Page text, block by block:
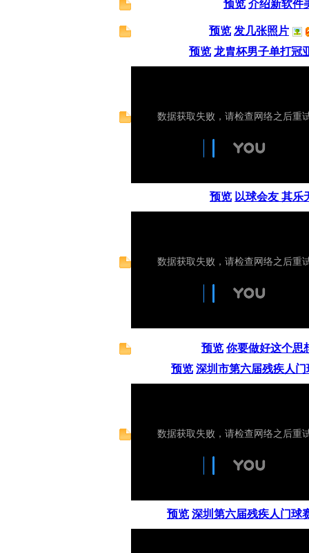
预览 介绍新软件
预览 发几张照片
预览 龙胄杯男子单打冠
预览 以球会友 其乐
预览 你要做好这个思
预览 深圳市第六届残疾人
预览 深圳第六届残疾人门球